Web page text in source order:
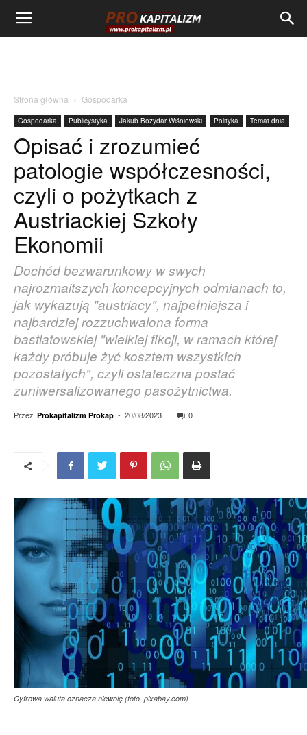
Strona główna Gospodarka
Gospodarka Publicystyka Jakub Bożydar Wiśniewski Polityka Temat dnia
Opisać i zrozumieć
patologie współczesności,
czyli o pożytkach z
Austriackiej Szkoły
Ekonomii
Dochód bezwarunkowy w swych
najrozmaitszych koncepcyjnych odmianach to,
jak wykazują "austriacy", najpełniejsza i
najbardziej rozzuchwalona forma
bastiatowskiej "wielkiej fikcji, w ramach której
każdy próbuje żyć kosztem wszystkich
pozostałych", czyli ostateczna postać
zuniwersalizowanego pasożytnictwa.
Przez Prokapitalizm Prokap - 20/08/2023 0
Cyfrowa waluta oznacza niewolę (foto. pixabay.com)